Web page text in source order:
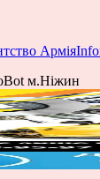
м.Ніжин